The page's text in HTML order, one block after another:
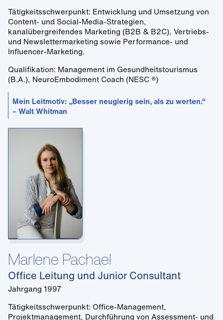
Tätigkeitsschwerpunkt: Entwicklung und Umsetzung von
Content- und Social-Media-Strategien,
kanalübergreifendes Marketing (B2B & B2C), Vertriebs-
und Newslettermarketing sowie Performance- und
Influencer-Marketing.
Qualifikation: Management im Gesundheitstourismus
(B.A.), NeuroEmbodiment Coach (NESC ®)
Mein Leitmotiv: „Besser neugierig sein, als zu werten.“
– Walt Whitman
Marlene Pachael
Office Leitung und Junior Consultant
Jahrgang 1997
Tätigkeitsschwerpunkt: Office-Management,
Projektmanagement, Durchführung von Assessment- und